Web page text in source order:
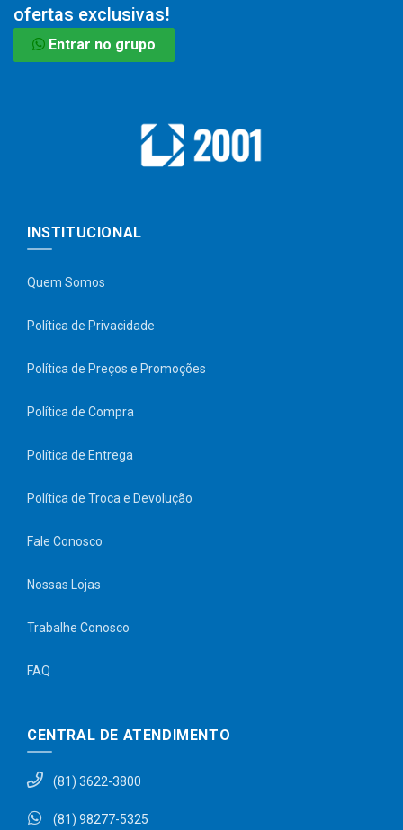
ofertas exclusivas!
Entrar no grupo
INSTITUCIONAL
Quem Somos
Política de Privacidade
Política de Preços e Promoções
Política de Compra
Política de Entrega
Política de Troca e Devolução
Fale Conosco
Nossas Lojas
Trabalhe Conosco
FAQ
CENTRAL DE ATENDIMENTO
(81) 3622-3800
(81) 98277-5325